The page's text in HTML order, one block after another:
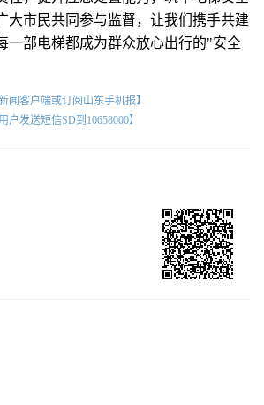
大市民共同参与监督，让我们携手共建
一部电梯都成为群众放心出行的"安全
闻客户端或订阅山东手机报】
户发送短信SD到10658000】